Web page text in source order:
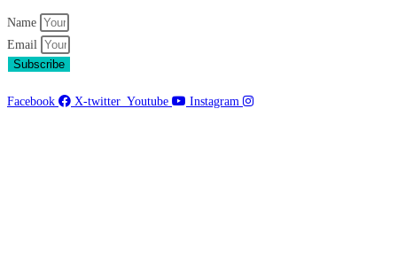
Name
Email
Subscribe
Facebook X-twitter Youtube Instagram